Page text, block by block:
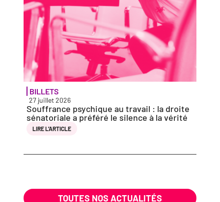
BILLETS
27 juillet 2026
Souffrance psy­chique au tra­vail : la droite
séna­to­riale a pré­fé­ré le silence à la vérité
LIRE L’AR­TICLE
TOUTES NOS ACTUALITÉS